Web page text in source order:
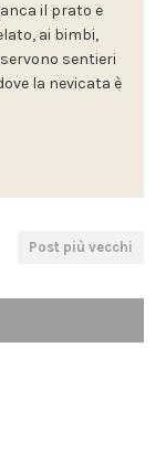
il prato e
ai bimbi,
sentieri
la nevicata è
Post più vecchi